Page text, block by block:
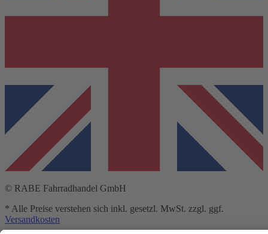
© RABE Fahrradhandel GmbH
* Alle Preise verstehen sich inkl. gesetzl. MwSt. zzgl. ggf.
Versandkosten